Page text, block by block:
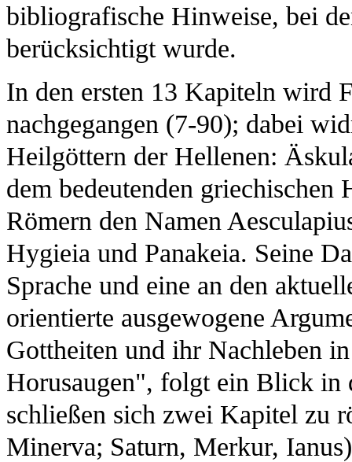
bibliografische Hinweise, bei
berücksichtigt wurde.
In den ersten 13 Kapiteln wird
nachgegangen (7-90); dabei
Heilgöttern der Hellenen:
dem bedeutenden
Römern den Namen
Hygieia und Panakeia. Seine
Sprache und eine an den
orientierte ausgewogene
Gottheiten und ihr Nachleben
Horusaugen", folgt ein Blick in
schließen sich zwei Kapitel zu
Minerva; Saturn, Merkur,